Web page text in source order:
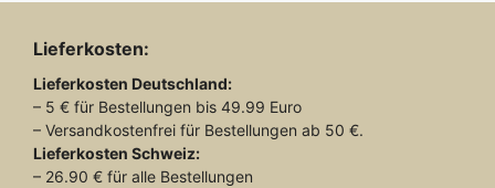
Lieferkosten:
Lieferkosten Deutschland:
– 5 € für Bestellungen bis 49.99 Euro
– Versandkostenfrei für Bestellungen ab 50 €.
Lieferkosten Schweiz:
– 26.90 € für alle Bestellungen